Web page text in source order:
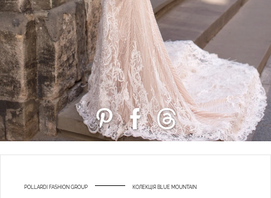
POLLARDI FASHION GROUP КОЛЕКЦІЯ BLUE MOUNTAIN